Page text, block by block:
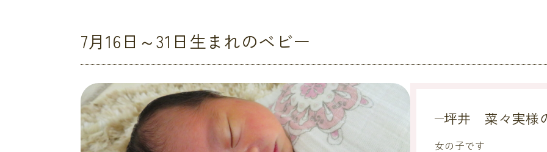
7月16日～31日生まれのベビー
坪井 菜々実様
女の子です